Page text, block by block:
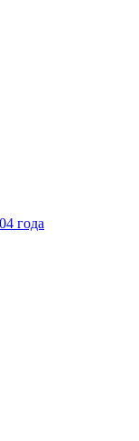
года